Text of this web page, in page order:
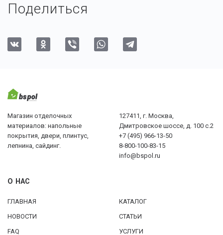
Поделиться
Магазин отделочных
материалов: напольные
покрытия, двери, плинтус,
лепнина, сайдинг.
127411, г. Москва,
Дмитровское шоссе, д. 100 с.2
+7 (495) 966-13-50
8-800-100-83-15
info@bspol.ru
О НАС
ГЛАВНАЯ
КАТАЛОГ
НОВОСТИ
СТАТЬИ
FAQ
УСЛУГИ